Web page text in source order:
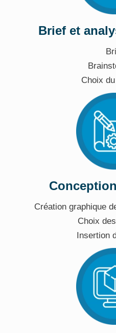
Brief et
Choix
Création graphique
Choix
Insertion